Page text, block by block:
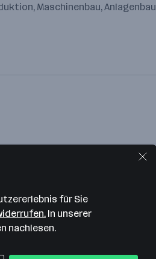
Maschinenbau, Anlagenbau
für Sie
In unserer
nachlesen.